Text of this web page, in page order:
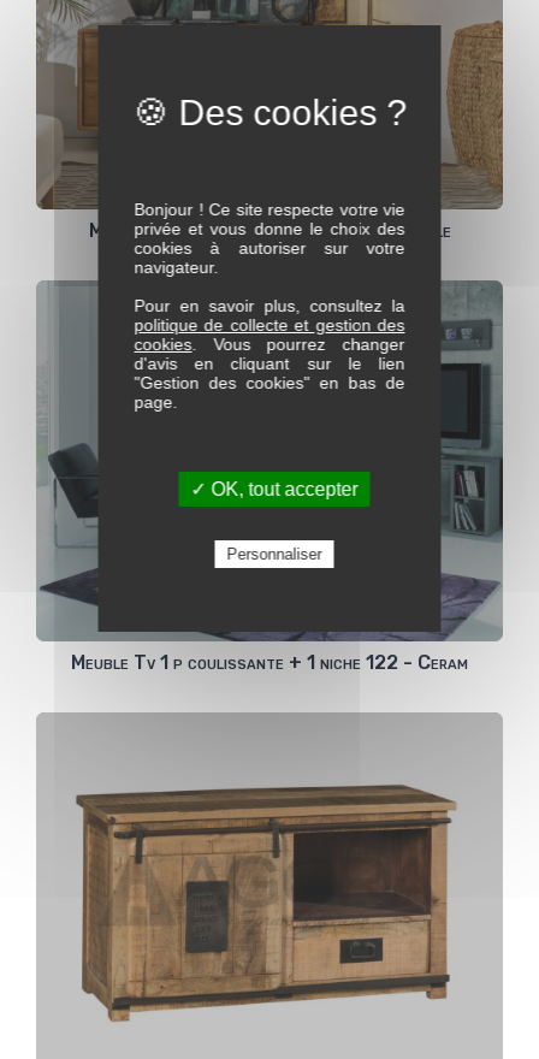
Meuble TV THALES Moyen et Grand modèle
Meuble Tv 1 p coulissante + 1 niche 122 - Ceram
Bonjour ! Ce site respecte votre vie
privée et vous donne le choix des
cookies à autoriser sur votre
navigateur.
Pour en savoir plus, consultez la
politique de collecte et gestion des
cookies. Vous pourrez changer
d'avis en cliquant sur le lien
"Gestion des cookies" en bas de
page.
✓ OK, tout accepter
Personnaliser